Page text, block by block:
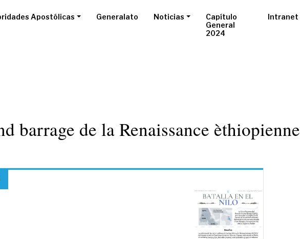
Apostólicas Generalato Noticias
Capítulo
General
2024
Intranet
barrage de la Renaissance èthiopienne